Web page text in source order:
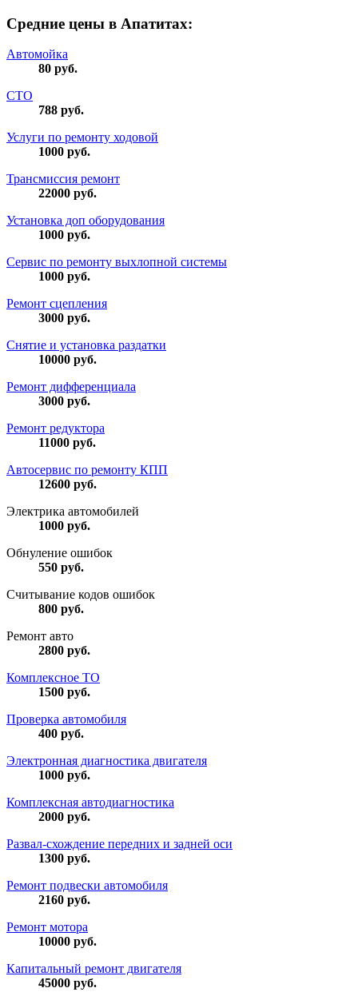
Средние цены в Апатитах:
Автомойка
80 руб.
СТО
788 руб.
Услуги по ремонту ходовой
1000 руб.
Трансмиссия ремонт
22000 руб.
Установка доп оборудования
1000 руб.
Сервис по ремонту выхлопной системы
1000 руб.
Ремонт сцепления
3000 руб.
Снятие и установка раздатки
10000 руб.
Ремонт дифференциала
3000 руб.
Ремонт редуктора
11000 руб.
Автосервис по ремонту КПП
12600 руб.
Электрика автомобилей
1000 руб.
Обнуление ошибок
550 руб.
Считывание кодов ошибок
800 руб.
Ремонт авто
2800 руб.
Комплексное ТО
1500 руб.
Проверка автомобиля
400 руб.
Электронная диагностика двигателя
1000 руб.
Комплексная автодиагностика
2000 руб.
Развал-схождение передних и задней оси
1300 руб.
Ремонт подвески автомобиля
2160 руб.
Ремонт мотора
10000 руб.
Капитальный ремонт двигателя
45000 руб.